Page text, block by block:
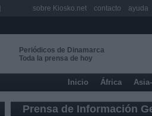
Periódicos de Dinamarca
Toda la prensa de hoy
Inicio África
Prensa de Información
sobre Kiosko.net contacto ayuda